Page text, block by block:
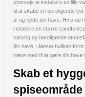
overveje at installere en lille
til at skabe en beroligende
af og nyde din have. Hvis du
installere en større
naturlig og beroligende
din have. Uanset hvilken
være med til at gøre din have
Skab et
spiseområde